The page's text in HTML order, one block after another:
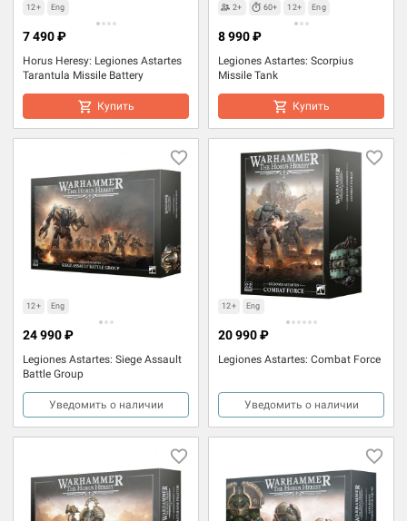
12+ Eng
Horus Heresy: Legiones Astartes
Tarantula Missile Battery
7 490 ₽
Купить
2+ 60+ 12+ Eng
Legiones Astartes: Scorpius
Missile Tank
8 990 ₽
Купить
12+ Eng
Legiones Astartes: Siege Assault
Battle Group
24 990 ₽
Уведомить о наличии
12+ Eng
Legiones Astartes: Combat Force
20 990 ₽
Уведомить о наличии